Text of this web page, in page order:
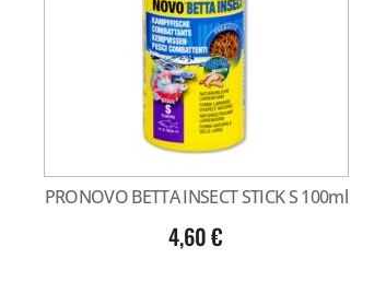
PRONOVO BETTA INSECT STICK S 100ml
4,60€